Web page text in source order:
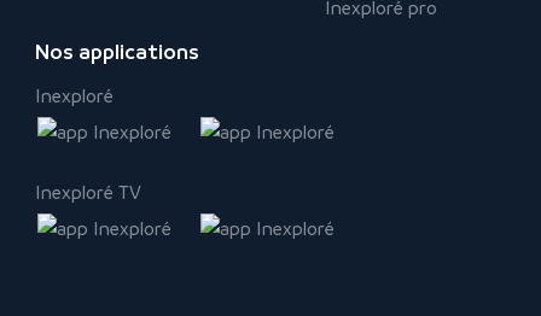
Inexploré pro
Nos applications
Inexploré
Inexploré TV